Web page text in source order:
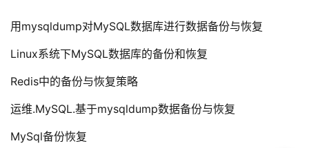
用mysqldump对MySQL数据库进行数据备份与恢复
Linux系统下MySQL数据库的备份和恢复
Redis中的备份与恢复策略
运维.MySQL.基于mysqldump数据备份与恢复
MySql备份恢复